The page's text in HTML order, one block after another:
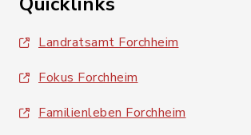
Landratsamt Forchheim
Fokus Forchheim
Familienleben Forchheim